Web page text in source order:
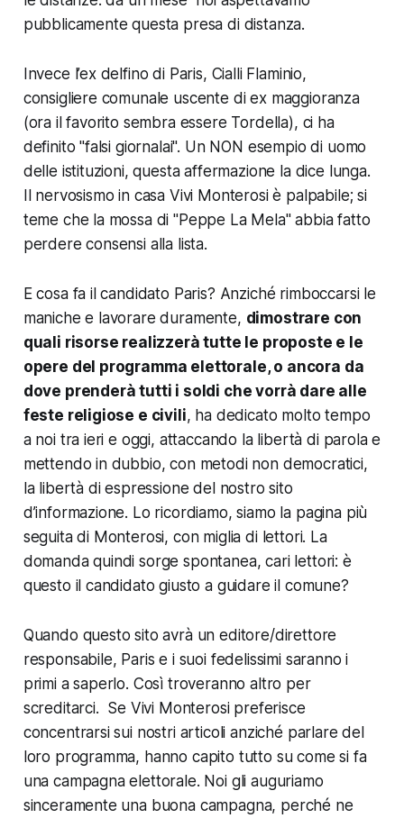
pubblicamente questa presa di distanza.
Invece l’ex delfino di Paris, Cialli Flaminio,
consigliere comunale uscente di ex maggioranza
(ora il favorito sembra essere Tordella), ci ha
definito "falsi giornalai". Un NON esempio di uomo
delle istituzioni, questa affermazione la dice lunga.
Il nervosismo in casa Vivi Monterosi è palpabile; si
teme che la mossa di "Peppe La Mela" abbia fatto
perdere consensi alla lista.
E cosa fa il candidato Paris? Anziché rimboccarsi le
maniche e lavorare duramente, dimostrare con
quali risorse realizzerà tutte le proposte e le
opere del programma elettorale, o ancora da
dove prenderà tutti i soldi che vorrà dare alle
feste religiose e civili, ha dedicato molto tempo
a noi tra ieri e oggi, attaccando la libertà di parola e
mettendo in dubbio, con metodi non democratici,
la libertà di espressione del nostro sito
d’informazione. Lo ricordiamo, siamo la pagina più
seguita di Monterosi, con miglia di lettori. La
domanda quindi sorge spontanea, cari lettori: è
questo il candidato giusto a guidare il comune?
Quando questo sito avrà un editore/direttore
responsabile, Paris e i suoi fedelissimi saranno i
primi a saperlo. Così troveranno altro per
screditarci. Se Vivi Monterosi preferisce
concentrarsi sui nostri articoli anziché parlare del
loro programma, hanno capito tutto su come si fa
una campagna elettorale. Noi gli auguriamo
sinceramente una buona campagna, perché ne